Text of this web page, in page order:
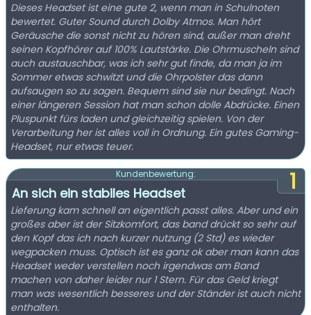
Dieses Headset ist eine gute 2, wenn man in Schulnoten
bewertet. Guter Sound durch Dolby Atmos. Man hört
Geräusche die sonst nicht zu hören sind, außer man dreht
seinen Kopfhörer auf 100% Lautstärke. Die Ohrmuscheln sind
auch austauschbar, was ich sehr gut finde, da man ja im
Sommer etwas schwitzt und die Ohrpolster das dann
aufsaugen so zu sagen. Bequem sind sie nur bedingt. Nach
einer längeren Session hat man schon dolle Abdrücke. Einen
Pluspunkt fürs laden und gleichzeitig spielen. Von der
Verarbeitung her ist alles voll in Ordnung. Ein gutes Gaming-
Headset, nur etwas teuer.
1
Kundenbewertung:
An sich ein stabiles Headset
Lieferung kam schnell an eigentlich passt alles. Aber und ein
großes aber ist der Sitzkomfort, das band drückt so sehr auf
den Kopf das ich nach kurzer nutzung (2 Std) es wieder
wegpacken muss. Optisch ist es ganz ok aber man kann das
Headset weder verstellen noch irgendwas am Band
machen von daher leider nur 1 Stern. Für das Geld kriegt
man was wesentlich besseres und der Ständer ist auch nicht
enthalten.